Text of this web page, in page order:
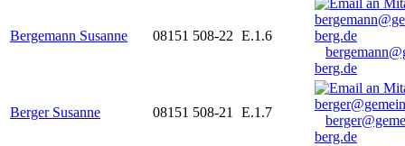
Bergemann Susanne 08151 508-22 E.1.6
berg.de
Berger Susanne 08151 508-21 E.1.7
berg.de